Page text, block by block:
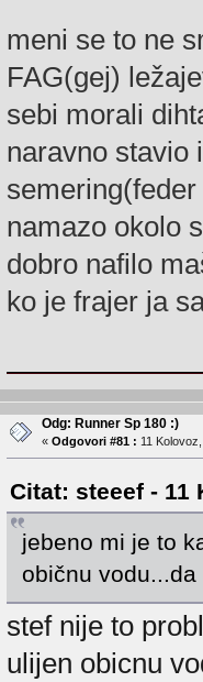
meni se to ne
FAG(gej)
sebi morali
naravno stavio
namazo okolo
dobro nafilo
ko je frajer ja
Odg: Runner Sp 180 :)
« Odgovori #81 : 11
Citat: steeef - 11
jebeno mi je to
običnu
stef nije to
ulijen obicnu